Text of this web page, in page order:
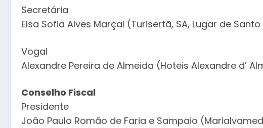
Secretária
Elsa Sofia Alves Marçal (Turisertã, SA, Lugar de
Vogal
Alexandre Pereira de Almeida (Hoteis Alexandre d’
Conselho Fiscal
Presidente
João Paulo Romão de Faria e Sampaio